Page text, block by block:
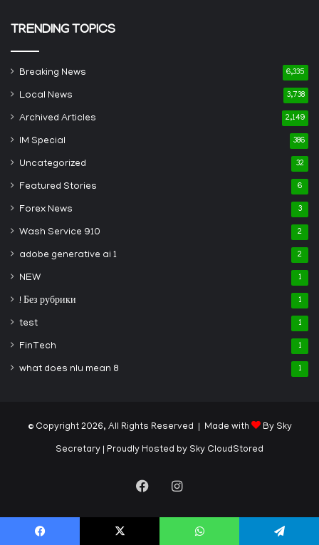
TRENDING TOPICS
Breaking News 6,335
Local News 3,738
Archived Articles 2,149
IM Special 386
Uncategorized 32
Featured Stories 6
Forex News 3
Wash Service 910 2
adobe generative ai 1 2
NEW 1
! Без рубрики 1
test 1
FinTech 1
what does nlu mean 8 1
© Copyright 2026, All Rights Reserved | Made with By Sky
Secretary | Proudly Hosted by Sky CloudStored
FacebookInstagram